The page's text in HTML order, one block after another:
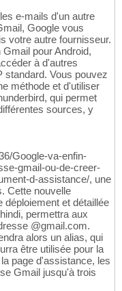
e-mails d'un autre
Google vous
votre autre fournisseur.
pour Android,
à d'autres
standard. Vous pouvez
méthode et d'utiliser
qui permet
sources, y
Google-va-enfin-
gmail-ou-de-creer-
d-assistance/, une
Cette nouvelle
déploiement et détaillée
permettra aux
@gmail.com.
alors un alias, qui
être utilisée pour la
page d'assistance, les
Gmail jusqu'à trois